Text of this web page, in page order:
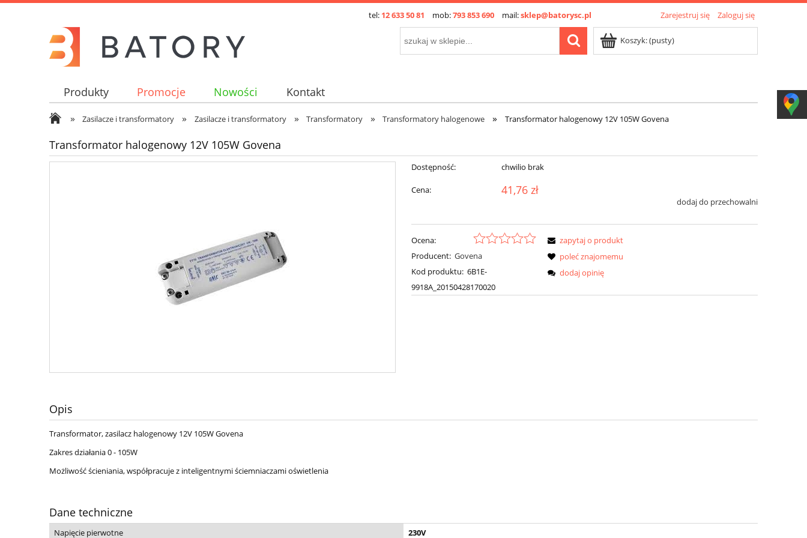
Zarejestruj się Zaloguj się
tel: 12 633 50 81 mob:793 853 690 mail:sklep@batorysc.pl
Koszyk:(pusty)
Produkty Promocje Nowości Kontakt
» Zasilacze i transformatory » Zasilacze i transformatory » Transformatory » Transformatory halogenowe » Transformator halogenowy 12V 105W Govena
Transformator halogenowy 12V 105W Govena
Dostępność: chwilio brak
Cena: 41,76 zł
dodaj do przechowalni
Ocena:
Producent: Govena
Kod produktu: 6B1E-
9918A_20150428170020
zapytaj o produkt
poleć znajomemu
dodaj opinię
Opis
Transformator, zasilacz halogenowy 12V 105W Govena
Zakres działania 0 - 105W
Możliwość ścieniania, współpracuje z inteligentnymi ściemniaczami oświetlenia
Dane techniczne
Napięcie pierwotne
230V